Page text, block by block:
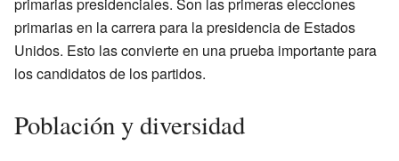
primarias presidenciales. Son las primeras elecciones
primarias en la carrera para la presidencia de Estados
Unidos. Esto las convierte en una prueba importante para
los candidatos de los partidos.
Población y diversidad